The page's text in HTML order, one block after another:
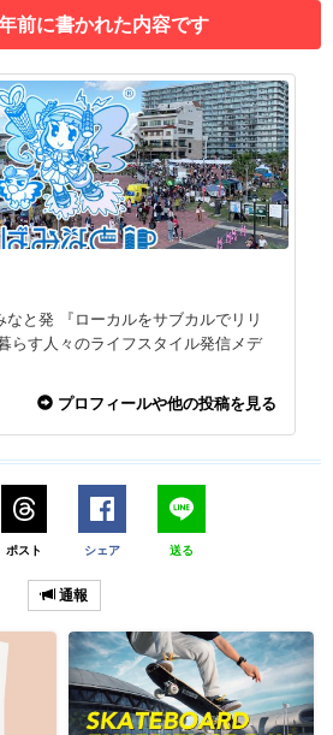
前に書かれた内容です
なと発 『ローカルをサブカルでリリ
らす人々のライフスタイル発信メデ
プロフィールや他の投稿を見る
ポスト シェア 送る
通報